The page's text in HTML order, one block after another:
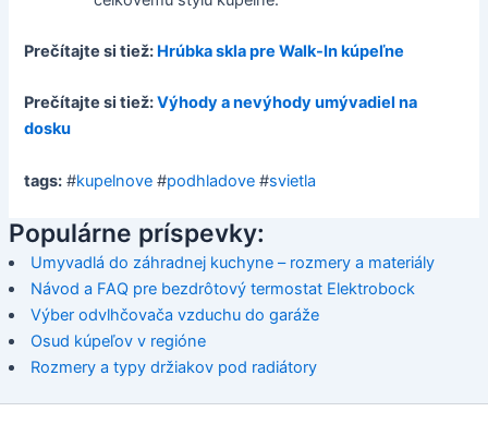
Prečítajte si tiež: Hrúbka skla pre Walk-In kúpeľne
Prečítajte si tiež:Výhody a nevýhody umývadiel na
dosku
tags: #kupelnove #podhladove #svietla
Populárne príspevky:
Umyvadlá do záhradnej kuchyne – rozmery a materiály
Návod a FAQ pre bezdrôtový termostat Elektrobock
Výber odvlhčovača vzduchu do garáže
Osud kúpeľov v regióne
Rozmery a typy držiakov pod radiátory